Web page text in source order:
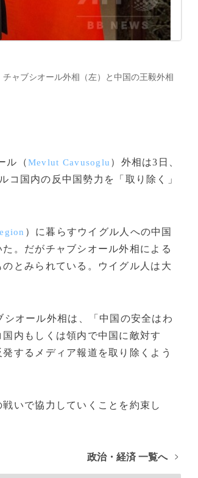
ャブシオール外相（左）と中国の王毅外相
ル（Mevlut Cavusoglu ）外相は3日、
コ国内の反中国勢力を「取り除く」
）に暮らすウイグル人への中国
。だがチャブシオール外相による
とみられている。ウイグル人は大
オール外相は、「中国の安全はわ
内もしくは領内で中国に敵対す
するメディア報道を取り除くよう
いで協力していくことを約束し
政治・経済 一覧へ >